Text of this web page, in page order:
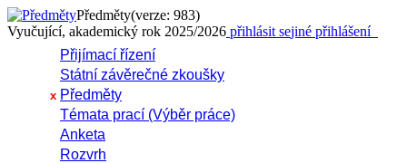
Předměty(verze: 983)
Vyučující, akademický rok 2025/2026 přihlásit sejiné přihlášení
Přijímací řízení
Státní závěrečné zkoušky
x Předměty
Témata prací (Výběr práce)
Anketa
Rozvrh